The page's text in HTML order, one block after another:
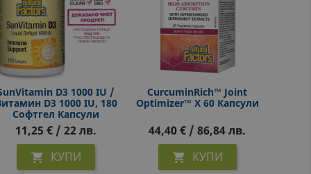
D3 1000 IU /
D3 1000 IU, 180
Софтгел Капсули
11,25 € / 22 лв.
 КУПИ
CurcuminRich™ Joint
Optimizer™ X 60 Капсули
44,40 € / 86,84 лв.
 КУПИ